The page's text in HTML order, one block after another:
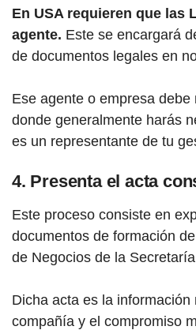
En USA requieren que las
agente. Este se encargará
de documentos legales en
Ese agente o empresa
donde generalmente harás
es un representante de tu
4. Presenta el acta
Este proceso consiste en
documentos de formación
de Negocios de la
Dicha acta es la información
compañía y el compromiso